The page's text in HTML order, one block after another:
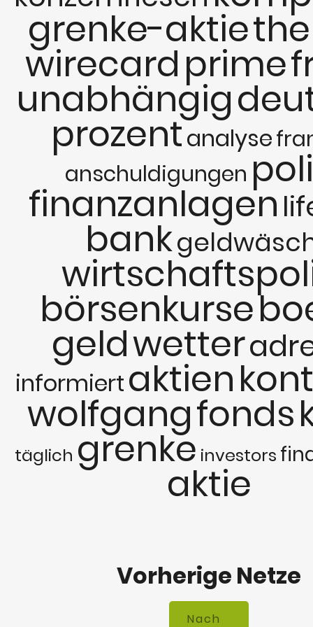
grenke-aktie
wirecardprime
unabhängig
prozentanalyse
anschuldigungen
finanzanlagen
bank
börsenkurse
geldwetter
informiertaktien
wolfgangfonds
täglich grenke investors
aktie
Vorherige Netze